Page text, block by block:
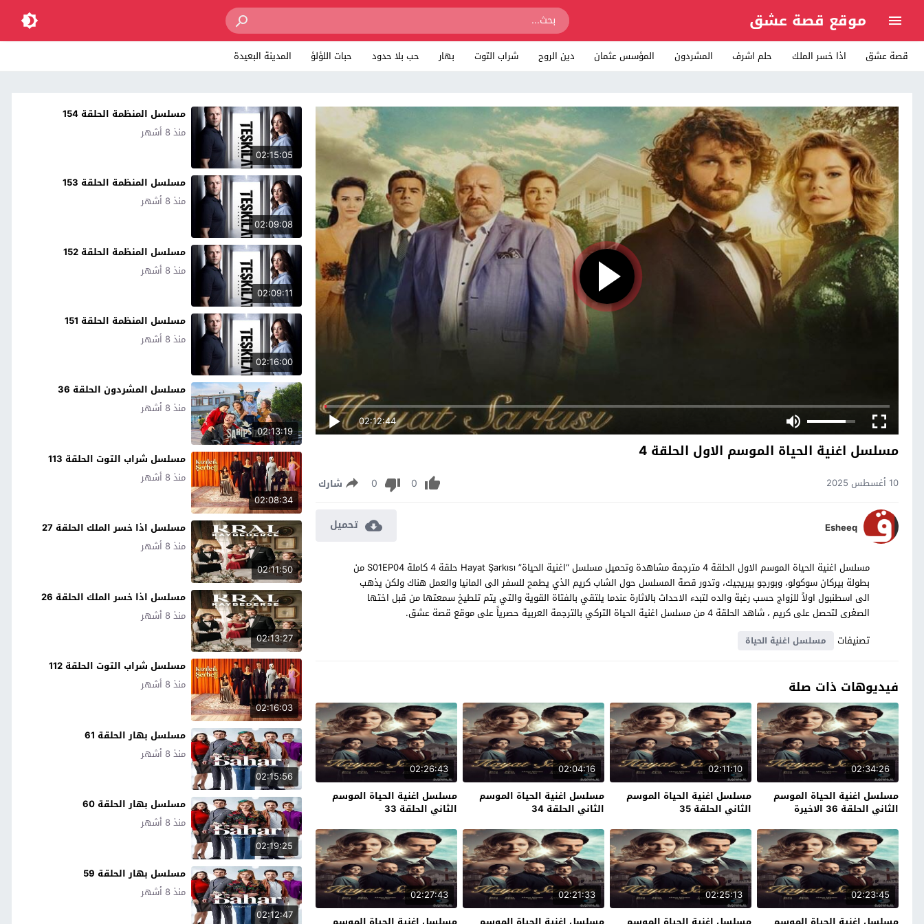
موقع قصة عشق
قصة عشق اذا خسر الملك حلم اشرف المشردون المؤسس عثمان دين الروح شراب التوت بهار حب بلا حدود حبات اللؤلؤ المدينة البعيدة
02:12:44
مسلسل اغنية الحياة الموسم الاول الحلقة 4
10 أغسطس 2025 0
0 شارك
Esheeq تحميل
مسلسل اغنية الحياة الموسم الاول الحلقة 4 مترجمة مشاهدة وتحميل مسلسل “اغنية الحياة” Hayat Şarkısı حلقة 4 كاملة S01EP04 من
بطولة بيركان سوكولو، وبورجو بيريجيك، وتدور قصة المسلسل حول الشاب كريم الذي يطمح للسفر الى المانيا والعمل هناك ولكن يذهب
الى اسطنبول اولاً للزواج حسب رغبة والده لتبدء الاحداث بالاثارة عندما يلتقي بالفتاة القوية والتي يتم تلطيخ سمعتها من قبل اختها
الصغرى لتحصل على كريم ، شاهد الحلقة 4 من مسلسل اغنية الحياة التركي بالترجمة العربية حصرياً على موقع قصة عشق.
تصنيفات
مسلسل اغنية الحياة
فيديوهات ذات صلة
02:34:26
مسلسل اغنية الحياة الموسم
الثاني الحلقة 36 الاخيرة
02:11:10
مسلسل اغنية الحياة الموسم
الثاني الحلقة 35
02:04:16
مسلسل اغنية الحياة الموسم
الثاني الحلقة 34
02:26:43
مسلسل اغنية الحياة الموسم
الثاني الحلقة 33
02:23:45
02:25:13
02:21:33
02:27:43
02:15:05
مسلسل المنظمة الحلقة 154
منذ 8 أشهر
02:09:08
مسلسل المنظمة الحلقة 153
منذ 8 أشهر
02:09:11
مسلسل المنظمة الحلقة 152
منذ 8 أشهر
02:16:00
مسلسل المنظمة الحلقة 151
منذ 8 أشهر
02:13:19
مسلسل المشردون الحلقة 36
منذ 8 أشهر
02:08:34
مسلسل شراب التوت الحلقة 113
منذ 8 أشهر
02:11:50
مسلسل اذا خسر الملك الحلقة 27
منذ 8 أشهر
02:13:27
مسلسل اذا خسر الملك الحلقة 26
منذ 8 أشهر
02:16:03
مسلسل شراب التوت الحلقة 112
منذ 8 أشهر
02:15:56
مسلسل بهار الحلقة 61
منذ 8 أشهر
02:19:25
مسلسل بهار الحلقة 60
منذ 8 أشهر
02:12:47
مسلسل بهار الحلقة 59
منذ 8 أشهر